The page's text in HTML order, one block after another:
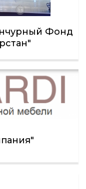
Фонд